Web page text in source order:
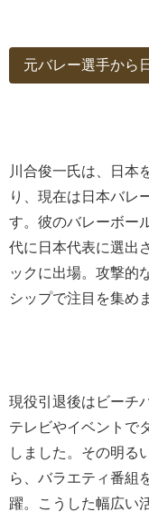
元バレー選手から
川合俊一氏は、日本
り、現在は日本バレ
す。彼のバレーボー
代に日本代表に選出
ックに出場。攻撃的
シップで注目を集め
現役引退後はビーチ
テレビやイベントで
しました。その明る
ら、バラエティ番組
躍。こうした幅広い